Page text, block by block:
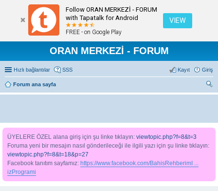
Follow ORAN MERKEZİ - FORUM
with Tapatalk for Android
FREE - on Google Play
VIEW
ORAN MERKEZİ - FORUM
Hızlı bağlantılar SSS Giriş
Kayıt
Forum ana sayfa
ra
ÜYELERE ÖZEL alana giriş için şu linke tıklayın: viewtopic.php?f=8&t=3
Foruma yeni bir mesajın nasıl gönderileceği ile ilgili yazı için şu linke tıklayın:
viewtopic.php?f=8&t=18&p=27
Facebook tanıtım sayfamız: https://www.facebook.com/BahisRehberimI ...
izProgrami